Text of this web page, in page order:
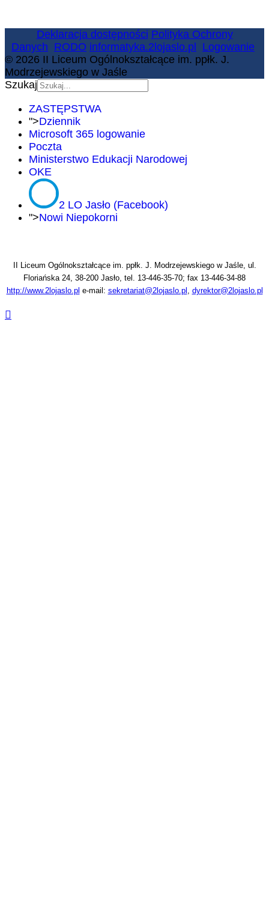
Deklaracja dostępności Polityka Ochrony
Danych RODO informatyka.2lojaslo.pl
Logowanie
© 2026 II Liceum Ogólnokształcące im. ppłk. J.
Modrzejewskiego w Jaśle
Szukaj
ZASTĘPSTWA
">Dziennik
Microsoft 365 logowanie
Poczta
Ministerstwo Edukacji Narodowej
OKE
2 LO Jasło (Facebook)
">Nowi Niepokorni
II Liceum Ogólnokształcące im. ppłk. J. Modrzejewskiego w Jaśle, ul.
Floriańska 24, 38-200 Jasło, tel. 13-446-35-70; fax 13-446-34-88
http://www.2lojaslo.pl e-mail: sekretariat@2lojaslo.pl , dyrektor@2lojaslo.pl